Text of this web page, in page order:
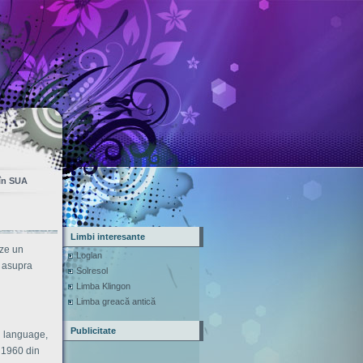
SUA
un
language,
din
Limbi interesante
Loglan
Solresol
Limba Klingon
Limba greacă antică
Publicitate